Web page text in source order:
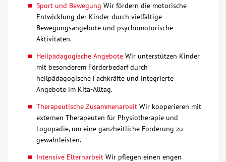
Sport und Bewegung Wir fördern die motorische
Entwicklung der Kinder durch vielfältige
Bewegungsangebote und psychomotorische
Aktivitäten.
Heilpädagogische Angebote Wir unterstützen Kinder
mit besonderem Förderbedarf durch
heilpädagogische Fachkräfte und integrierte
Angebote im Kita-Alltag.
Therapeutische Zusammenarbeit Wir kooperieren mit
externen Therapeuten für Physiotherapie und
Logopädie, um eine ganzheitliche Förderung zu
gewährleisten.
Intensive Elternarbeit Wir pflegen einen engen